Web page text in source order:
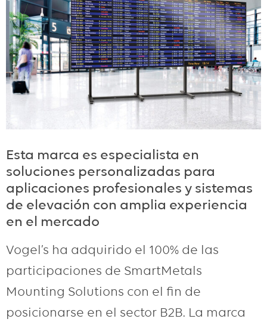
Esta marca es especialista en
soluciones personalizadas para
aplicaciones profesionales y sistemas
de elevación con amplia experiencia
en el mercado
Vogel’s ha adquirido el 100% de las
participaciones de SmartMetals
Mounting Solutions con el fin de
posicionarse en el sector B2B. La marca